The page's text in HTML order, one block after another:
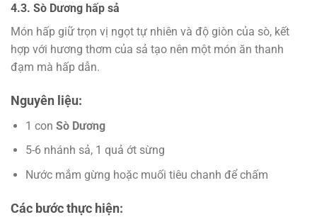
4.3. Sò Dương hấp sả
Món hấp giữ trọn vị ngọt tự nhiên và độ giòn của sò, kết
hợp với hương thơm của sả tạo nên một món ăn thanh
đạm mà hấp dẫn.
Nguyên liệu:
1 con Sò Dương
5-6 nhánh sả, 1 quả ớt sừng
Nước mắm gừng hoặc muối tiêu chanh để chấm
Các bước thực hiện: